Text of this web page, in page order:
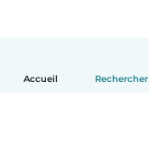
Accueil Rechercher